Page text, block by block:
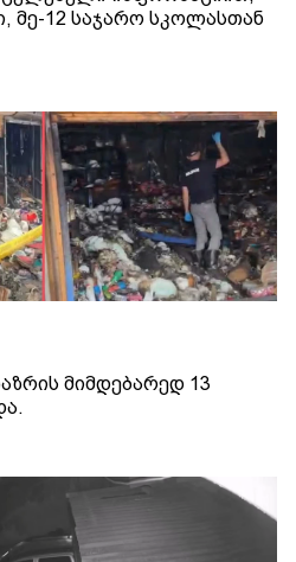
მე-12 საჯარო სკოლასთან
მიმდებარედ 13